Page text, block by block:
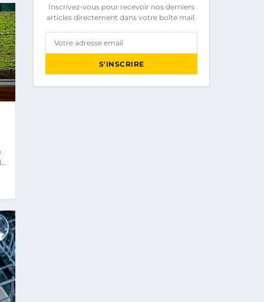
Inscrivez-vous pour recevoir nos derniers
articles directement dans votre boîte mail.
Votre adresse email
S'INSCRIRE